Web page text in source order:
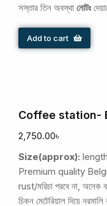
সস্তার তিন অবস্থা নোটঃ
Add to cart
Coffee station-
2,750.00৳
Size(approx):
Premium quality
rust/মরিচা পরবে না, অনেক
চিকন মেটেরিয়াল দিয়ে